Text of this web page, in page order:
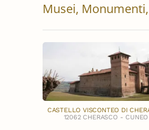
Musei,
CASTELLO VISCONTEO DI
12062 CHERASCO - CUNEO